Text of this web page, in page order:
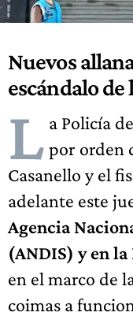
Nuevos
escándalo de
L a Policía
por orden
Casanello y el
adelante este
Agencia
(ANDIS) y en
en el marco de
coimas a